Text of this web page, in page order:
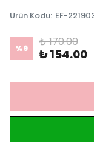
Ürün Kodu: EF-
%9 ₺ 170.00
₺ 154.00